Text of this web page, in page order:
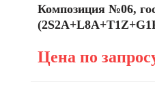
Композиция №06,
Цена по